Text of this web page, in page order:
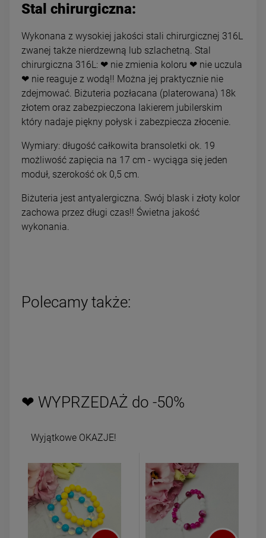
Stal chirurgiczna:
Wykonana z wysokiej jakości stali chirurgicznej 316L
zwanej także nierdzewną lub szlachetną. Stal
chirurgiczna 316L: ❤ nie zmienia koloru ❤ nie uczula
❤ nie reaguje z wodą!! Można jej praktycznie nie
zdejmować. Biżuteria pozłacana (platerowana) 18k
złotem oraz zabezpieczona lakierem jubilerskim
który nadaje piękny połysk i zabezpiecza złocenie.
Wymiary: długość całkowita bransoletki ok. 19
możliwość zapięcia na 17 cm - wyciąga się jeden
moduł, szerokość ok 0,5 cm.
Biżuteria jest antyalergiczna. Swój blask i złoty kolor
zachowa przez długi czas!! Świetna jakość
wykonania.
Polecamy także:
❤ WYPRZEDAŻ do -50%
Wyjątkowe OKAZJE!